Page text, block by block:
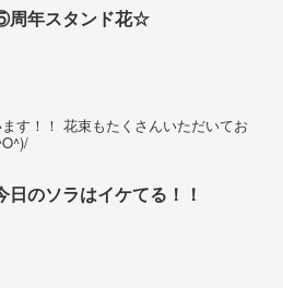
年スタンド花☆
す！！ 花束もたくさんいただいてお
日のソラはイケてる！！